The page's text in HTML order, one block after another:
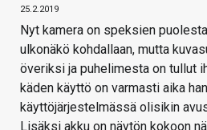
25.2.2019
Nyt kamera on speksien
ulkonäkö kohdallaan, mutta
överiksi ja puhelimesta on tullut
käden käyttö on varmasti aika
käyttöjärjestelmässä olisikin
Lisäksi akku on näytön kokoon